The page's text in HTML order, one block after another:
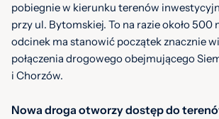
pobiegnie w kierunku terenów
przy ul. Bytomskiej. To na razie około 500
odcinek ma stanowić początek znacznie
połączenia drogowego obejmującego
i Chorzów.
Nowa droga otworzy dostęp do